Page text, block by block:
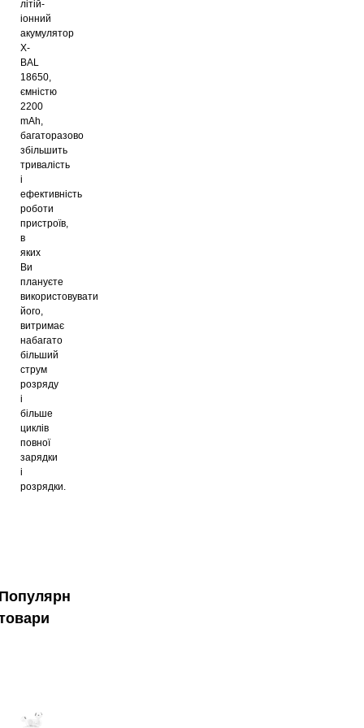
літій-
іонний
акумулятор
X-
BAL
18650,
ємністю
2200
mAh,
багаторазово
збільшить
тривалість
і
ефективність
роботи
пристроїв,
в
яких
Ви
плануєте
використовувати
його,
витримає
набагато
більший
струм
розряду
і
більше
циклів
повної
зарядки
і
розрядки.